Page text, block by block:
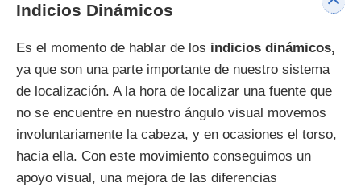
Indicios Dinámicos
Es el momento de hablar de los indicios dinámicos,
ya que son una parte importante de nuestro sistema
de localización. A la hora de localizar una fuente que
no se encuentre en nuestro ángulo visual movemos
involuntariamente la cabeza, y en ocasiones el torso,
hacia ella. Con este movimiento conseguimos un
apoyo visual, una mejora de las diferencias